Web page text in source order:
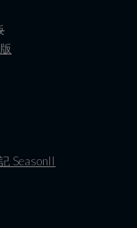
SeasonII